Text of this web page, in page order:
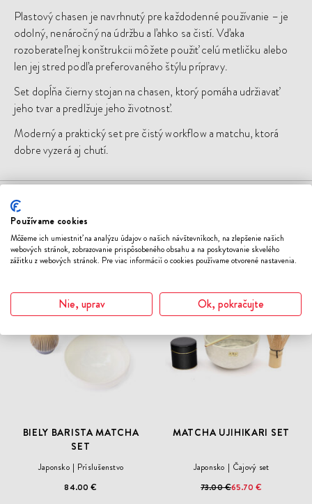
Plastový chasen je navrhnutý pre každodenné používanie – je
odolný, nenáročný na údržbu a ľahko sa čistí. Vďaka
rozoberateľnej konštrukcii môžete použiť celú metličku alebo
len jej stred podľa preferovaného štýlu prípravy.
Set dopĺňa čierny stojan na chasen, ktorý pomáha udržiavať
jeho tvar a predlžuje jeho životnosť.
Moderný a praktický set pre čistý workflow a matchu, ktorá
dobre vyzerá aj chutí.
Mohlo by sa vám páčiť
Novinka
ODOBER
ZOZNAMU
BIELY BARISTA MATCHA
SET
Japonsko
Príslušenstvo
84.00 €
Zľava 10%
MATCHA UJIHIKARI SET
Japonsko
Čajový set
73.00 €65.70 €
Používame cookies
Môžeme ich umiestniť na analýzu údajov o našich návštevníkoch, na zlepšenie našich
webových stránok, zobrazovanie prispôsobeného obsahu a na poskytovanie skvelého
zážitku z webových stránok. Pre viac informácií o cookies používame otvorené nastavenia.
Nie, uprav Ok, pokračujte